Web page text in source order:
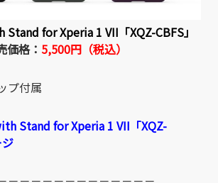
for Xperia 1 VII「XQZ-CBFS」
価格： 5,500円（税込）
プ付属
Stand for Xperia 1 VII「XQZ-